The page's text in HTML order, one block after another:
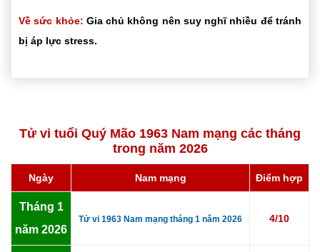
Về sức khỏe: Gia chủ không nên suy nghĩ nhiều để tránh
bị áp lực stress.
Tử vi tuổi Quý Mão 1963 Nam mạng các tháng
trong năm 2026
Ngày Nam mạng Điểm hợp
Tháng 1
năm 2026
Tử vi 1963 Nam mạng tháng 1 năm 2026 4/10